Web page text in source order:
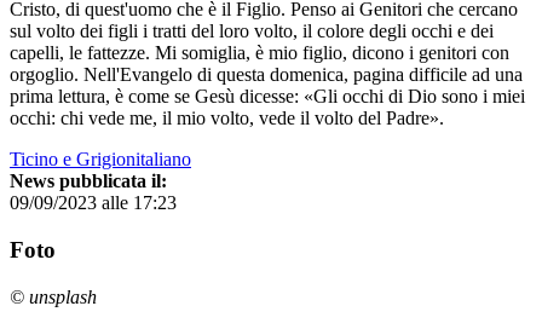
Cristo, di quest'uomo che è il Figlio. Penso ai Genitori che cercano
sul volto dei figli i tratti del loro volto, il colore degli occhi e dei
capelli, le fattezze. Mi somiglia, è mio figlio, dicono i genitori con
orgoglio. Nell'Evangelo di questa domenica, pagina difficile ad una
prima lettura, è come se Gesù dicesse: «Gli occhi di Dio sono i miei
occhi: chi vede me, il mio volto, vede il volto del Padre».
Ticino e Grigionitaliano
News pubblicata il:
09/09/2023 alle 17:23
Foto
© unsplash